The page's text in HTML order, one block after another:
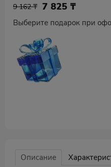
9 162 ₸ 7 825₸
Выберите подарок при
Описание